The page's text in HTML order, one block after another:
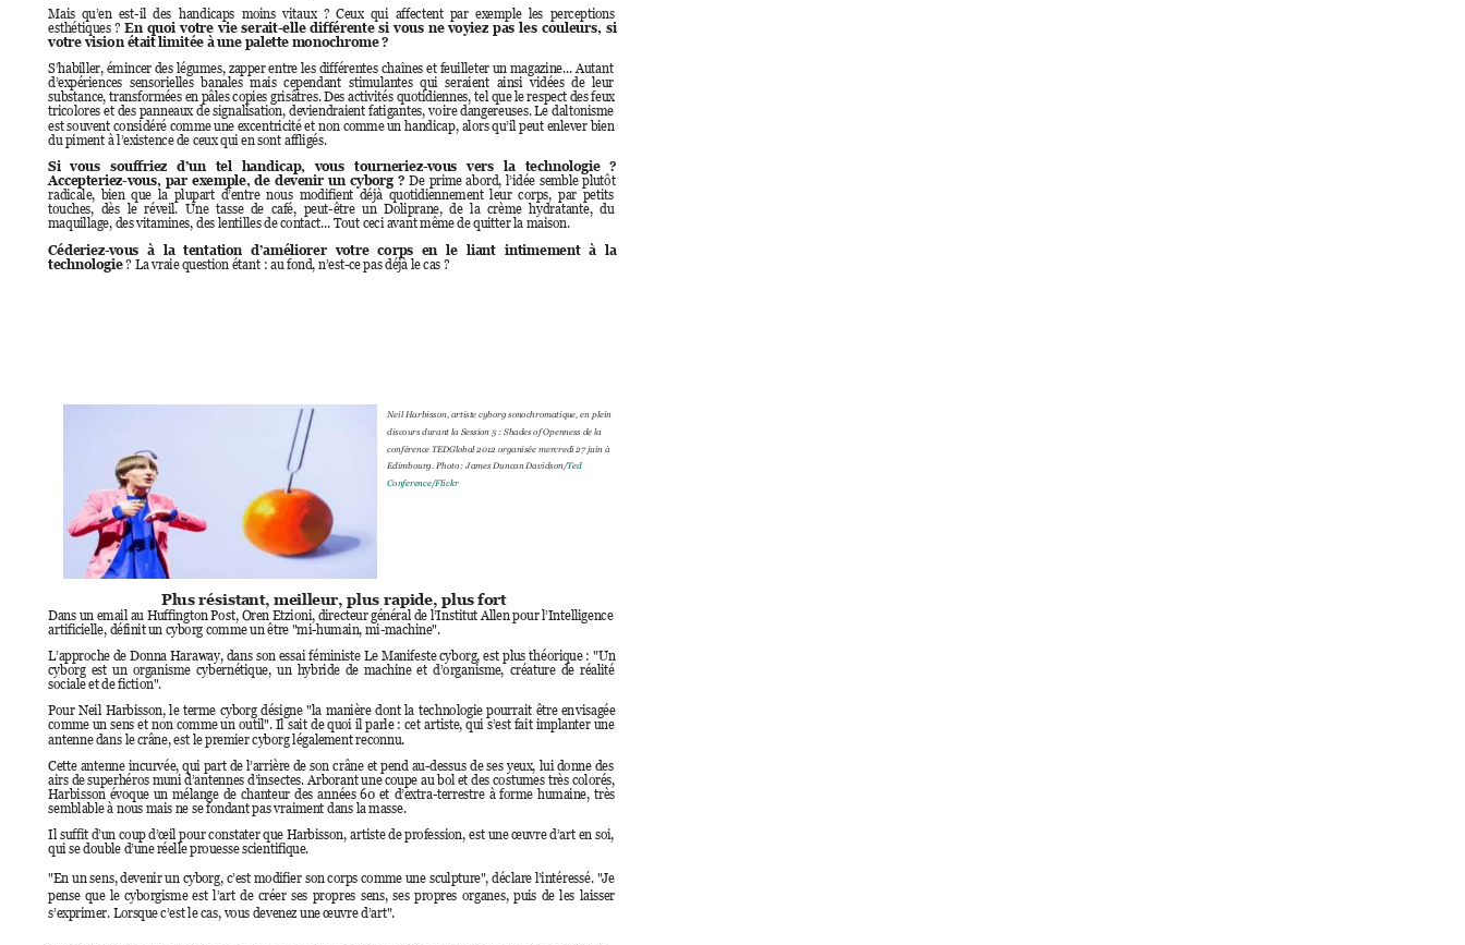
Mais qu’en est-il des handicaps moins vitaux ? Ceux qui affectent par exemple les perceptions
esthétiques ? En quoi votre vie serait-elle différente si vous ne voyiez pas les couleurs, si
votre vision était limitée à une palette monochrome ?
S’habiller, émincer des légumes, zapper entre les différentes chaînes et feuilleter un magazine... Autant
d’expériences sensorielles banales mais cependant stimulantes qui seraient ainsi vidées de leur
substance, transformées en pâles copies grisâtres. Des activités quotidiennes, tel que le respect des feux
tricolores et des panneaux de signalisation, deviendraient fatigantes, voire dangereuses. Le daltonisme
est souvent considéré comme une excentricité et non comme un handicap, alors qu’il peut enlever bien
du piment à l’existence de ceux qui en sont affligés.
Si
vous souffriez d’un tel handicap, vous tourneriez-vous vers la technologie
?
Accepteriez-vous, par exemple, de devenir un cyborg ? De prime abord, l’idée semble plutôt
radicale,  bien que la plupart  d’entre nous modifient  déjà quotidiennement  leur corps, par  petits
touches, dès le réveil. Une tasse de café, peut-être un Doliprane, de la crème hydratante, du
maquillage, des vitamines, des lentilles de contact... Tout ceci avant même de quitter la maison.
Céderiez-vous à la tentation d ’améliorer votre corps en le liant intimement à
la
technologie ? La vraie question étant : au fond, n’est-ce pas déjà le cas ?
Neil Harbisson, artiste cyborg sonochromatique, en plein
discours durant la Session 5 : Shades of Openness de la
conférence TEDGlobal 2012 organisée mercredi 27 juin à
Edimbourg. Photo : James Duncan Davidson/Ted
Conference/Flickr
Plus résistant, meilleur, plus rapide, plus fort
Dans un email au Huffington Post, Oren Etzioni, directeur général de l’Institut Allen pour l’Intelligence
artificielle, définit un cyborg comme un être "mi-humain, mi-machine".
L’approche de Donna Haraway, dans son essai féministe Le Manifeste cyborg, est plus théorique : "Un
cyborg  est un organisme cybernétique, un hybride de machine et  d’organisme, créature de réalité
sociale et de fiction".
Pour Neil Harbisson, le terme cyborg désigne "la manière dont la technologie pourrait être envisagée
comme un sens et non comme un outil". Il sait de quoi il parle : cet artiste, qui s’est fait implanter une
antenne dans le crâne, est le premier cyborg légalement reconnu.
Cette antenne incurvée, qui part de l’arrière de son crâne et pend au-dessus de ses yeux, lui donne des
airs de superhéros muni d’antennes d’insectes. Arborant une coupe au bol et des costumes très colorés,
Harbisson évoque un mélange de chanteur des années 60 et d’extra-terrestre à forme humaine, très
semblable à nous mais ne se fondant pas vraiment dans la masse.
Il suffit d’un coup d’œil pour constater que Harbisson, artiste de profession, est une œuvre d’art en soi,
qui se double d’une réelle prouesse scientifique.
"En un sens, devenir un cyborg, c’est modifier son corps comme une sculpture", déclare l’intéressé. "Je
pense que le cyborgisme est l’art de créer ses propres sens, ses propres organes, puis de les laisser
s’exprimer. Lorsque c’est le cas, vous devenez une œuvre d’art".